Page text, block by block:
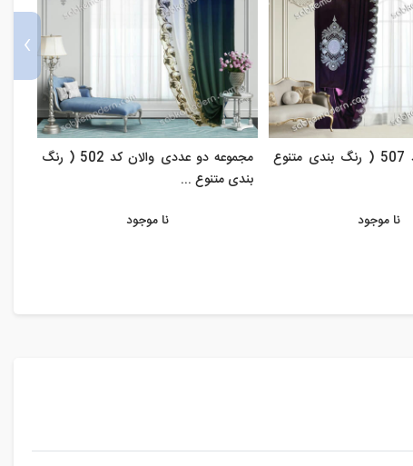
پرده والان کد 507 ( رنگ بندی متنوع
نا موجود
مجموعه دو عددی والان کد 502 ( رنگ
بندی متنوع ...
نا موجود
›